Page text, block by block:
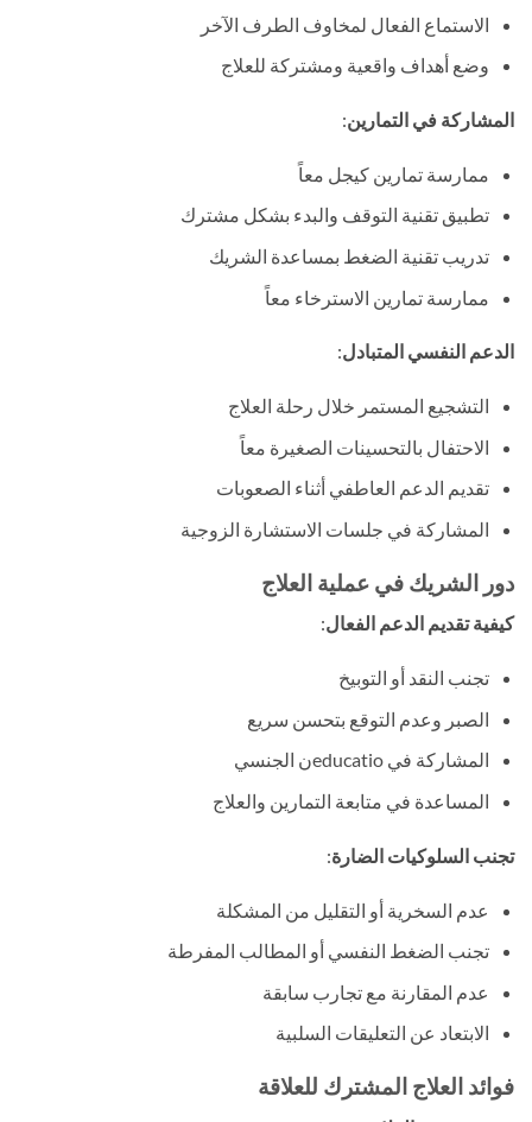
الاستماع الفعال لمخاوف الطرف الآخر
وضع أهداف واقعية ومشتركة للعلاج
المشاركة في التمارين:
ممارسة تمارين كيجل معاً
تطبيق تقنية التوقف والبدء بشكل مشترك
تدريب تقنية الضغط بمساعدة الشريك
ممارسة تمارين الاسترخاء معاً
الدعم النفسي المتبادل:
التشجيع المستمر خلال رحلة العلاج
الاحتفال بالتحسينات الصغيرة معاً
تقديم الدعم العاطفي أثناء الصعوبات
المشاركة في جلسات الاستشارة الزوجية
دور الشريك في عملية العلاج
كيفية تقديم الدعم الفعال:
تجنب النقد أو التوبيخ
الصبر وعدم التوقع بتحسن سريع
المشاركة في educatioن الجنسي
المساعدة في متابعة التمارين والعلاج
تجنب السلوكيات الضارة:
عدم السخرية أو التقليل من المشكلة
تجنب الضغط النفسي أو المطالب المفرطة
عدم المقارنة مع تجارب سابقة
الابتعاد عن التعليقات السلبية
فوائد العلاج المشترك للعلاقة